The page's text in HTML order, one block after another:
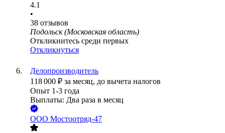
4.1
•
38 отзывов
Подольск (Московская область)
Откликнитесь среди первых
Откликнуться
Делопроизводитель
118 000 ₽ за месяц, до вычета налогов
Опыт 1-3 года
Выплаты: Два раза в месяц
ООО Мостоотряд-47